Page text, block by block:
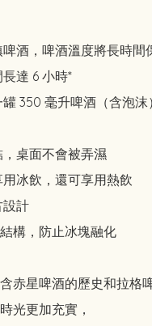
酒，啤酒溫度將長時間
達 6 小時*
350 毫升啤酒（含泡沫
桌面不會被弄濕
冰飲，還可享用熱飲
計
構，防止冰塊融化
赤星啤酒的歷史和拉格
光更加充實，